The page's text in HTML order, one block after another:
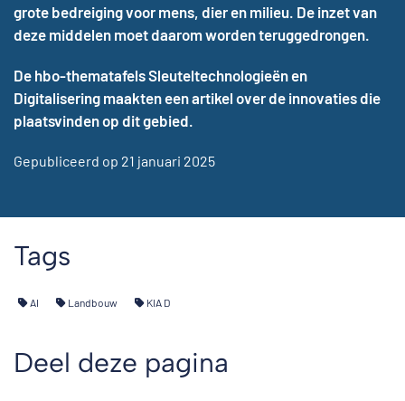
grote bedreiging voor mens, dier en milieu. De inzet van
deze middelen moet daarom worden teruggedrongen.
De hbo-thematafels Sleuteltechnologieën en
Digitalisering maakten een artikel over de innovaties die
plaatsvinden op dit gebied.
Gepubliceerd op 21 januari 2025
Tags
AI Landbouw KIA D
Deel deze pagina